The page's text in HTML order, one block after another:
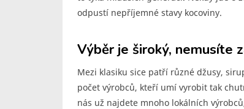
odpustí nepříjemné stavy kocoviny.
Výběr je široký, nemusíte
Mezi klasiku sice patří různé džusy,
počet výrobců, kteří umí vyrobit tak
nás už najdete mnoho lokálních